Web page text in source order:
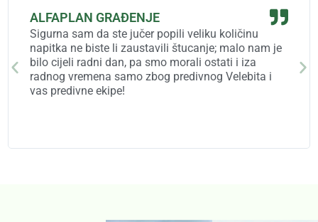
ALFAPLAN GRAĐENJE
Sigurna sam da ste jučer popili veliku količinu
napitka ne biste li zaustavili štucanje; malo nam je
bilo cijeli radni dan, pa smo morali ostati i iza
radnog vremena samo zbog predivnog Velebita i
vas predivne ekipe!